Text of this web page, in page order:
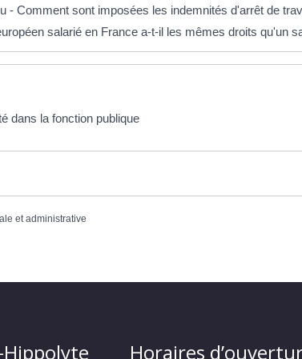
- Comment sont imposées les indemnités d'arrêt de
salarié en France a-t-il les mêmes droits qu'un
dans la fonction publique
et administrative
Horaires